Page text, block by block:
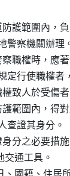
防護範圍內
地警察機關辦理
察職權時，應
規定行使職權
權致人於受傷
護範圍內，
人查證其身分。
分之必要措施
交通工具。